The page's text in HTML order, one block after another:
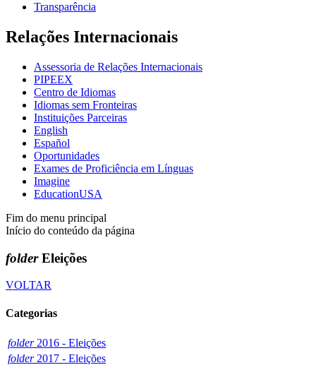
Transparência
Relações Internacionais
Assessoria de Relações Internacionais
PIPEEX
Centro de Idiomas
Idiomas sem Fronteiras
Instituições Parceiras
English
Español
Oportunidades
Exames de Proficiência em Línguas
Imagine
EducationUSA
Fim do menu principal
Início do conteúdo da página
folder Eleições
VOLTAR
Categorias
folder 2016 - Eleições
folder 2017 - Eleições